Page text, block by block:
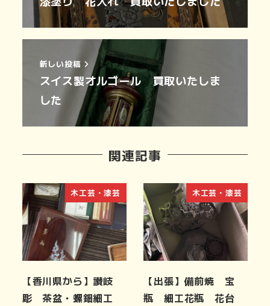
新しい投稿
スイス製オルゴール 買取いたしま
した
関連記事
木工芸・漆芸
【香川県から】讃岐
彫 茶盆・螺鈿細工
木工芸・漆芸
【出張】備前焼 宝
瓶 細工花瓶 花台